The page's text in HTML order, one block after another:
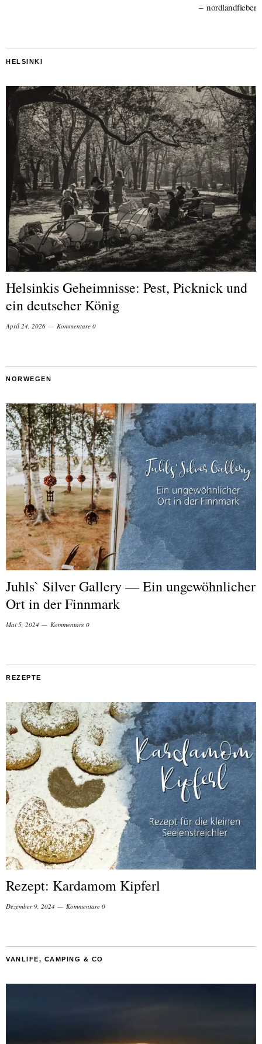
nordlandfieber
HELSINKI
Helsinkis Geheimnisse: Pest, Picknick und
ein deutscher König
April 24, 2026 Kommentare 0
NORWEGEN
Juhls` Silver Gallery — Ein ungewöhnlicher
Ort in der Finnmark
Mai 5, 2024 Kommentare 0
REZEPTE
Rezept: Kardamom Kipferl
Dezember 9, 2024 Kommentare 0
VANLIFE, CAMPING & CO